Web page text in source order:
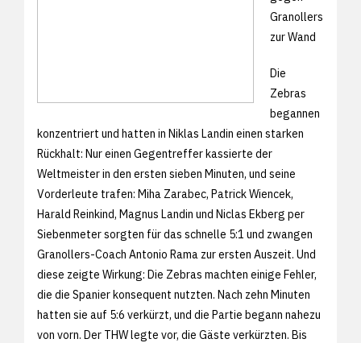
Granollers
zur Wand
Die
Zebras
begannen
konzentriert und hatten in Niklas Landin einen starken
Rückhalt: Nur einen Gegentreffer kassierte der
Weltmeister in den ersten sieben Minuten, und seine
Vorderleute trafen: Miha Zarabec, Patrick Wiencek,
Harald Reinkind, Magnus Landin und Niclas Ekberg per
Siebenmeter sorgten für das schnelle 5:1 und zwangen
Granollers-Coach Antonio Rama zur ersten Auszeit. Und
diese zeigte Wirkung: Die Zebras machten einige Fehler,
die die Spanier konsequent nutzten. Nach zehn Minuten
hatten sie auf 5:6 verkürzt, und die Partie begann nahezu
von vorn. Der THW legte vor, die Gäste verkürzten. Bis